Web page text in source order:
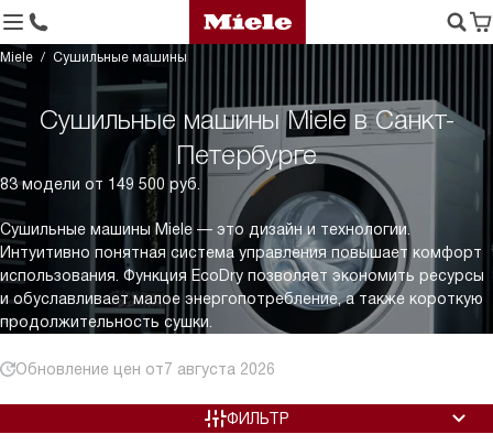
Miele Сушильные машины
Сушильные машины Miele в Санкт-
Петербурге
83 модели от 149 500 руб.
Сушильные машины Miele — это дизайн и технологии.
Интуитивно понятная система управления повышает комфорт
использования. Функция EcoDry позволяет экономить ресурсы
и обуславливает малое энергопотребление, а также короткую
продолжительность сушки.
Обновление цен от7 августа 2026
ФИЛЬТР